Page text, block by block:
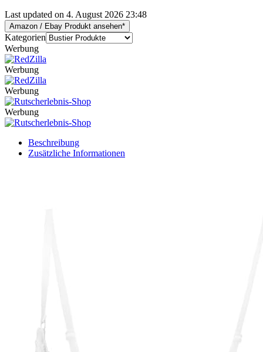
Last updated on 4. August 2026 23:48
Amazon / Ebay Produkt ansehen*
Kategorien
Werbung
Werbung
Werbung
Werbung
Beschreibung
Zusätzliche Informationen